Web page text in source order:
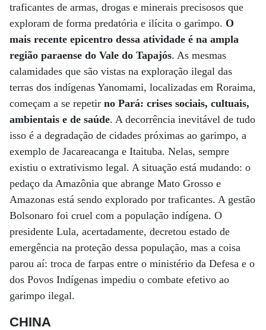
traficantes de armas, drogas e minerais precisosos que
exploram de forma predatória e ilícita o garimpo. O
mais recente epicentro dessa atividade é na ampla
região paraense do Vale do Tapajós. As mesmas
calamidades que são vistas na exploração ilegal das
terras dos indígenas Yanomami, localizadas em Roraima,
começam a se repetir no Pará: crises sociais, cultuais,
ambientais e de saúde. A decorrência inevitável de tudo
isso é a degradação de cidades próximas ao garimpo, a
exemplo de Jacareacanga e Itaituba. Nelas, sempre
existiu o extrativismo legal. A situação está mudando: o
pedaço da Amazônia que abrange Mato Grosso e
Amazonas está sendo explorado por traficantes. A gestão
Bolsonaro foi cruel com a população indígena. O
presidente Lula, acertadamente, decretou estado de
emergência na proteção dessa população, mas a coisa
parou aí: troca de farpas entre o ministério da Defesa e o
dos Povos Indígenas impediu o combate efetivo ao
garimpo ilegal.
CHINA